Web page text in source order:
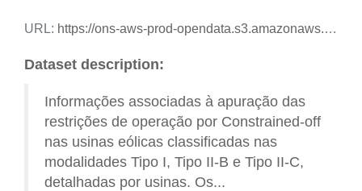
URL: https://ons-aws-prod-opendata.s3.amazonaws.com/dataset/restricao_coff_eolica_detail_tm/RESTRICAO_COFF_EOLICA_DETAIL_2026_02.csv
Dataset description:
Informações associadas à apuração das
restrições de operação por Constrained-off
nas usinas eólicas classificadas nas
modalidades Tipo I, Tipo II-B e Tipo II-C,
detalhadas por usinas. Os...